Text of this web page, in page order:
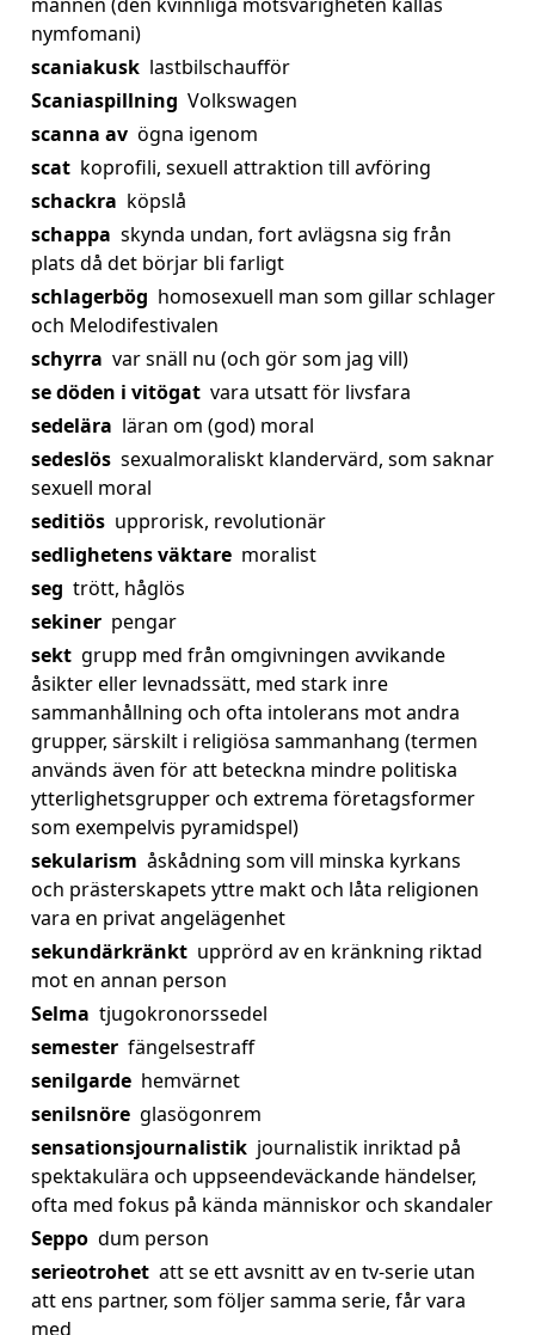
nymfomani)
scaniakusk lastbilschaufför
Scaniaspillning Volkswagen
scanna av ögna igenom
scat koprofili, sexuell attraktion till avföring
schackra köpslå
schappa skynda undan, fort avlägsna sig från
plats då det börjar bli farligt
schlagerbög homosexuell man som gillar schlager
och Melodifestivalen
schyrra var snäll nu (och gör som jag vill)
se döden i vitögat vara utsatt för livsfara
sedelära läran om (god) moral
sedeslös sexualmoraliskt klandervärd, som saknar
sexuell moral
seditiös upprorisk, revolutionär
sedlighetens väktare moralist
seg trött, håglös
sekiner pengar
sekt grupp med från omgivningen avvikande
åsikter eller levnadssätt, med stark inre
sammanhållning och ofta intolerans mot andra
grupper, särskilt i religiösa sammanhang (termen
används även för att beteckna mindre politiska
ytterlighetsgrupper och extrema företagsformer
som exempelvis pyramidspel)
sekularism åskådning som vill minska kyrkans
och prästerskapets yttre makt och låta religionen
vara en privat angelägenhet
sekundärkränkt upprörd av en kränkning riktad
mot en annan person
Selma tjugokronorssedel
semester fängelsestraff
senilgarde hemvärnet
senilsnöre glasögonrem
sensationsjournalistik journalistik inriktad på
spektakulära och uppseendeväckande händelser,
ofta med fokus på kända människor och skandaler
Seppo dum person
serieotrohet att se ett avsnitt av en tv-serie utan
att ens partner, som följer samma serie, får vara
med